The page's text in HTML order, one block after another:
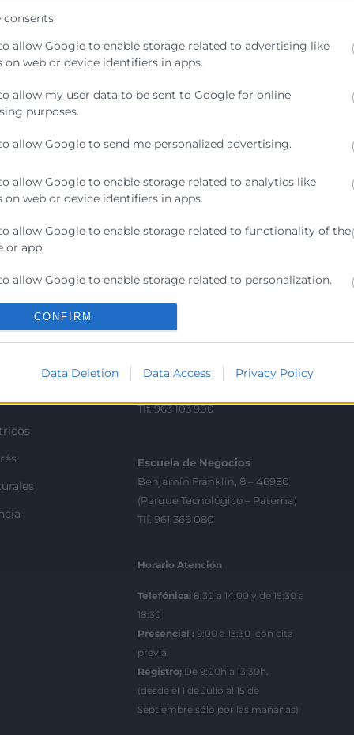
consents
allow Google to enable storage related to advertising like
on web or device identifiers in apps.
allow my user data to be sent to Google for online
purposes.
allow Google to send me personalized advertising.
allow Google to enable storage related to analytics like
on web or device identifiers in apps.
allow Google to enable storage related to functionality of the
or app.
allow Google to enable storage related to personalization.
to allow Google to enable storage related to security, including
functionality and fraud prevention, and other user
CONFIRM
Data Deletion Data Access Privacy Policy
C/Poeta Querol 15 – 46002
Tlf. 963 103 900
Escuela de Negocios
Benjamín Franklin, 8 – 46980
(Parque Tecnológico – Paterna)
Tlf. 961 366 080
Horario Atención
Telefónica: 8:30 a 14:00 y de 15:30 a
18:30
Presencial : 9:00 a 13:30 con cita
previa.
Registro; De 9:00h a 13:30h.
(desde el 1 de Julio al 15 de
Septiembre sólo por las mañanas)